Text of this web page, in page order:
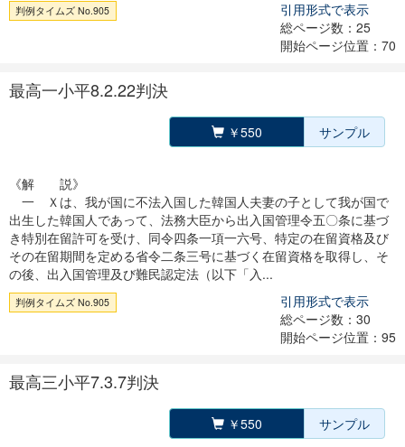
判例タイムズ No.905
引用形式で表示
総ページ数：25
開始ページ位置：70
最高一小平8.2.22判決
￥550 サンプル
《解 説》
一 Ｘは、我が国に不法入国した韓国人夫妻の子として我が国で
出生した韓国人であって、法務大臣から出入国管理令五〇条に基づ
き特別在留許可を受け、同令四条一項一六号、特定の在留資格及び
その在留期間を定める省令二条三号に基づく在留資格を取得し、そ
の後、出入国管理及び難民認定法（以下「入...
判例タイムズ No.905
引用形式で表示
総ページ数：30
開始ページ位置：95
最高三小平7.3.7判決
￥550 サンプル